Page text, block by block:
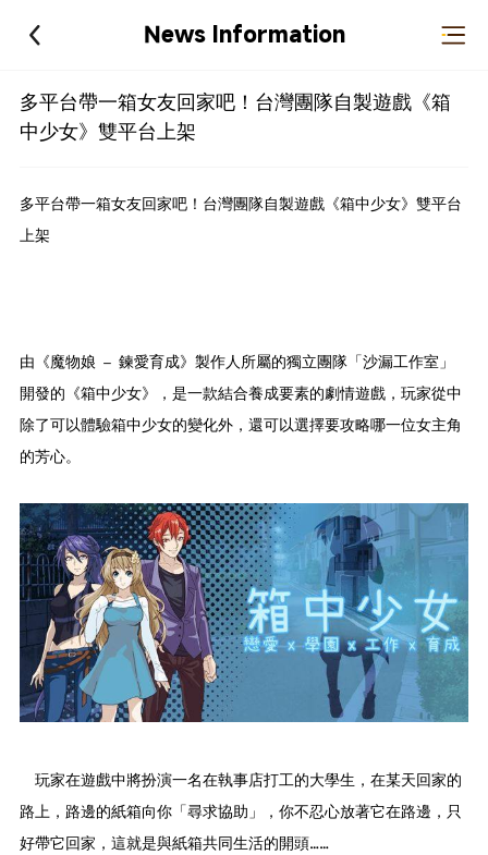
News Information
多平台帶一箱女友回家吧！台灣團隊自製遊戲《箱
中少女》雙平台上架
多平台帶一箱女友回家吧！台灣團隊自製遊戲《箱中少女》雙平台
上架
由《魔物娘 – 鍊愛育成》製作人所屬的獨立團隊「沙漏工作室」
開發的《箱中少女》，是一款結合養成要素的劇情遊戲，玩家從中
除了可以體驗箱中少女的變化外，還可以選擇要攻略哪一位女主角
的芳心。
玩家在遊戲中將扮演一名在執事店打工的大學生，在某天回家的
路上，路邊的紙箱向你「尋求協助」，你不忍心放著它在路邊，只
好帶它回家，這就是與紙箱共同生活的開頭……